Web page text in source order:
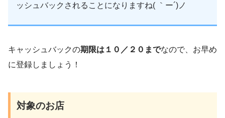
ッシュバックされることになりますね( ｀ー´)ノ
キャッシュバックの期限は１０／２０までなので、お早め
に登録しましょう！
対象のお店